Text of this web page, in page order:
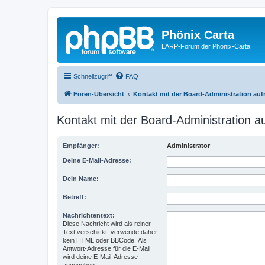
Phönix Carta
LARP-Forum der Phönix-Carta
Schnellzugriff FAQ
Foren-Übersicht Kontakt mit der Board-Administration
Kontakt mit der Board-Administration
Empfänger: Administrator
Deine E-Mail-Adresse:
Dein Name:
Betreff:
Nachrichtentext:
Diese Nachricht wird als reiner
Text verschickt, verwende daher
kein HTML oder BBCode. Als
Antwort-Adresse für die E-Mail
wird deine E-Mail-Adresse